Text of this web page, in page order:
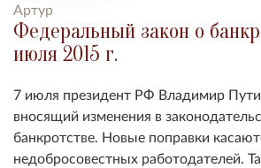
Артур
Федеральный закон о
июля 2015 г.
7 июля президент РФ Владимир
вносящий изменения в
банкротстве. Новые поправки
недобросовестных работодателей.